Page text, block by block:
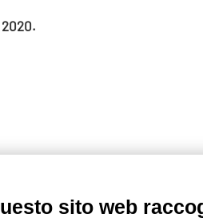
2020.
sito web